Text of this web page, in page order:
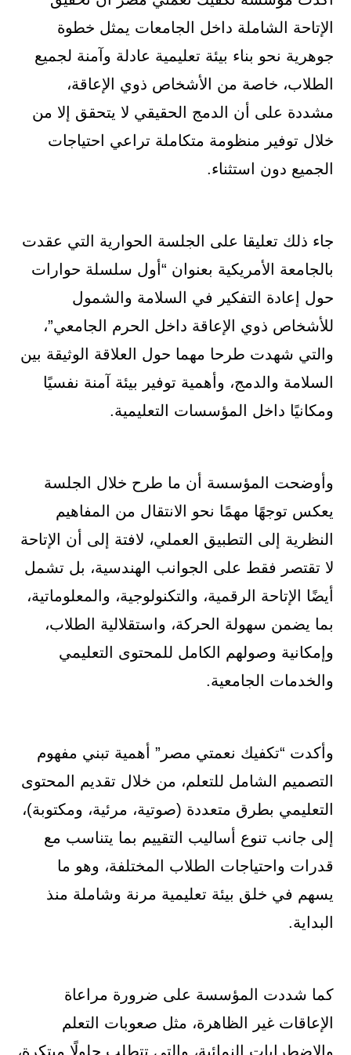
الإتاحة الشاملة داخل الجامعات يمثل خطوة
جوهرية نحو بناء بيئة تعليمية عادلة وآمنة لجميع
الطلاب، خاصة من الأشخاص ذوي الإعاقة،
مشددة على أن الدمج الحقيقي لا يتحقق إلا من
خلال توفير منظومة متكاملة تراعي احتياجات
الجميع دون استثناء.
جاء ذلك تعليقا على الجلسة الحوارية التي عقدت
بالجامعة الأمريكية بعنوان “أول سلسلة حوارات
حول إعادة التفكير في السلامة والشمول
للأشخاص ذوي الإعاقة داخل الحرم الجامعي”،
والتي شهدت طرحا مهما حول العلاقة الوثيقة بين
السلامة والدمج، وأهمية توفير بيئة آمنة نفسيًا
ومكانيًا داخل المؤسسات التعليمية.
وأوضحت المؤسسة أن ما طرح خلال الجلسة
يعكس توجهًا مهمًا نحو الانتقال من المفاهيم
النظرية إلى التطبيق العملي، لافتة إلى أن الإتاحة
لا تقتصر فقط على الجوانب الهندسية، بل تشمل
أيضًا الإتاحة الرقمية، والتكنولوجية، والمعلوماتية،
بما يضمن سهولة الحركة، واستقلالية الطلاب،
وإمكانية وصولهم الكامل للمحتوى التعليمي
والخدمات الجامعية.
وأكدت “تكفيك نعمتي مصر” أهمية تبني مفهوم
التصميم الشامل للتعلم، من خلال تقديم المحتوى
التعليمي بطرق متعددة (صوتية، مرئية، ومكتوبة)،
إلى جانب تنوع أساليب التقييم بما يتناسب مع
قدرات واحتياجات الطلاب المختلفة، وهو ما
يسهم في خلق بيئة تعليمية مرنة وشاملة منذ
البداية.
كما شددت المؤسسة على ضرورة مراعاة
الإعاقات غير الظاهرة، مثل صعوبات التعلم
والاضطرابات النمائية، والتي تتطلب حلولًا مبتكرة،